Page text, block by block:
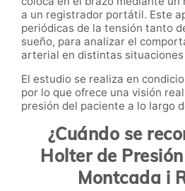
a un registrador portátil. Este
periódicas de la tensión tanto
sueño, para analizar el
arterial en distintas
El estudio se realiza en
por lo que ofrece una visión
presión del paciente a lo largo
¿Cuándo se
Holter de
Montcada i